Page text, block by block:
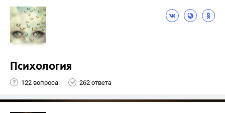
Психология
122 вопроса 262 ответа